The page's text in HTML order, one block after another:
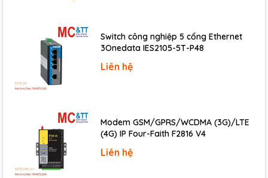
Wet Contact
Sink/Source (NPN/PNP)
Wet Contact, ON Voltage Level
Max. Counts
Frequency
100 Hz
Min. Pulse Width
Input Impedance
Switch công nghiệp 5 cổng Ethernet
3Onedata IES2105-5T-P48
Liên hệ
Modem GSM/GPRS/WCDMA (3G)/LTE
(4G) IP Four-Faith F2816 V4
Liên hệ